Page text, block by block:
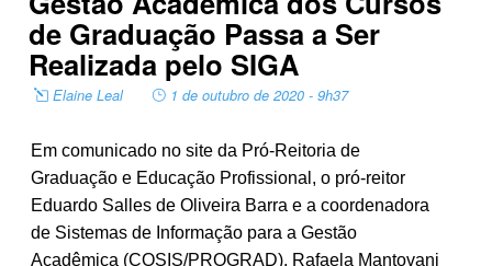
de Graduação Passa a Ser
Realizada pelo SIGA
Elaine Leal 1 de outubro de 2020 - 9h37
Em comunicado no site da Pró-Reitoria de
Graduação e Educação Profissional, o pró-reitor
Eduardo Salles de Oliveira Barra e a coordenadora
de Sistemas de Informação para a Gestão
Acadêmica (COSIS/PROGRAD), Rafaela Mantovani